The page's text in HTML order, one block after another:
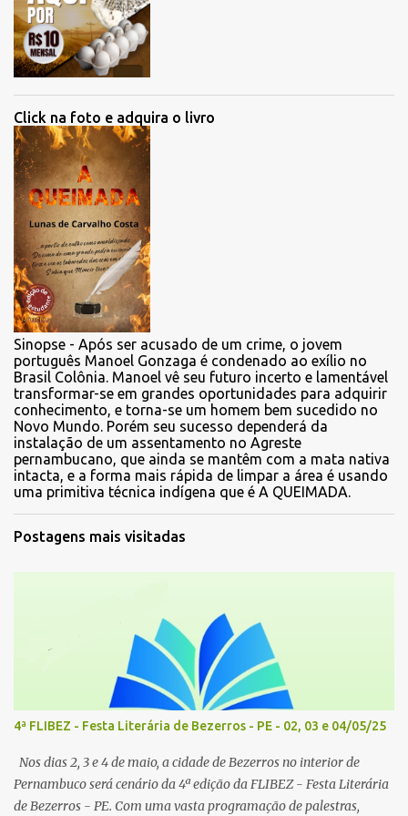
Click na foto e adquira o livro
Sinopse - Após ser acusado de um crime, o jovem
português Manoel Gonzaga é condenado ao exílio no
Brasil Colônia. Manoel vê seu futuro incerto e lamentável
transformar-se em grandes oportunidades para adquirir
conhecimento, e torna-se um homem bem sucedido no
Novo Mundo. Porém seu sucesso dependerá da
instalação de um assentamento no Agreste
pernambucano, que ainda se mantêm com a mata nativa
intacta, e a forma mais rápida de limpar a área é usando
uma primitiva técnica indígena que é A QUEIMADA.
Postagens mais visitadas
4ª FLIBEZ - Festa Literária de Bezerros - PE - 02, 03 e 04/05/25
Nos dias 2, 3 e 4 de maio, a cidade de Bezerros no interior de
Pernambuco será cenário da 4ª edição da FLIBEZ - Festa Literária
de Bezerros - PE. Com uma vasta programação de palestras,